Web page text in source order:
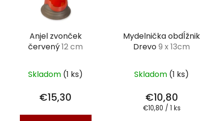
Anjel zvonček
červený12 cm
Skladom (1 ks)
€15,30
Mydelnička obdĺžnik
Drevo9 x 13cm
Skladom (1 ks)
€10,80
Jednotková
€10,80 / 1 ks